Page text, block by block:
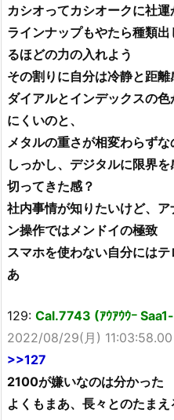
カシオってカシオークに社
ラインナップもやたら種類
るほどの力の入れよう
その割りに自分は冷静と距
ダイアルとインデックスの
にくいのと、
メタルの重さが相変わらず
しっかし、デジタルに限界
切ってきた感？
社内事情が知りたいけど、
ン操作ではメンドイの極致
スマホを使わない自分には
あ
129: Cal.7743 (ｱｳｱｳｳｰ
2022/08/29(月) 11:03:58.00
>>127
2100が嫌いなのは分かった
よくもまあ、長々とのたまえ